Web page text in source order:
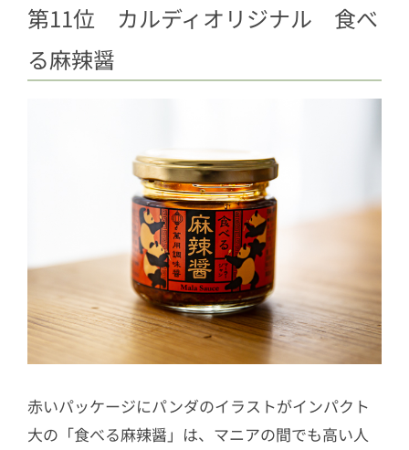
第11位 カルディオリジナル 食べ
る麻辣醤
赤いパッケージにパンダのイラストがインパクト
大の「食べる麻辣醤」は、マニアの間でも高い人